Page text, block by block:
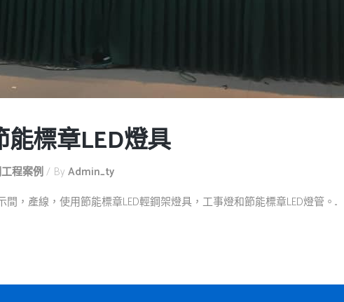
標章LED燈具
程案例 By Admin_ty
，產線，使用節能標章LED輕鋼架燈具，工事燈和節能標章LED燈管。...